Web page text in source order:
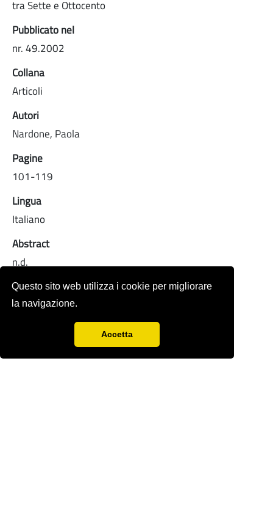
Questo sito web utilizza i cookie per migliorare
la navigazione.
Accetta
tra Sette e Ottocento
Pubblicato nel
nr. 49.2002
Collana
Articoli
Autori
Nardone, Paola
Pagine
101-119
Lingua
Italiano
Abstract
n.d.
Full-text